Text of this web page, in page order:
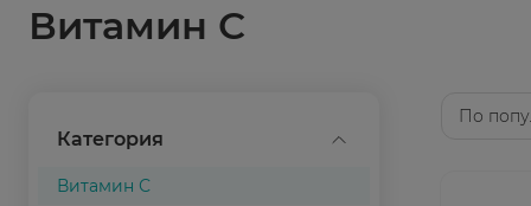
Витамин С
Категория
Витамин С
По